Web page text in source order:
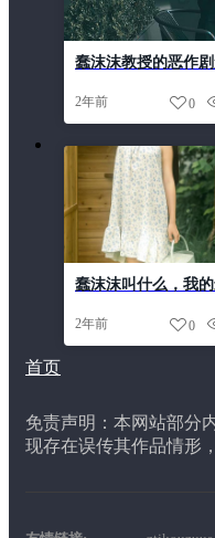
蠢沫沫教授的恶作
看指数
2年前 0
蠢沫沫叫什么，我
2年前 0
首页
免责声明：本网站部分
现存在误传其作品情形